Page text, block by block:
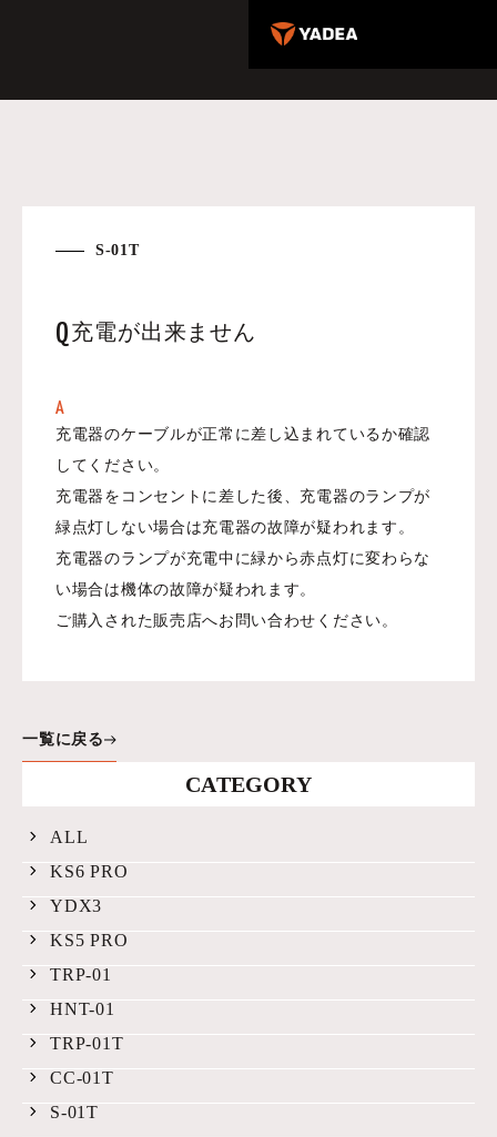
CATEGORY
ALL
KS6 PRO
YDX3
KS5 PRO
TRP-01
HNT-01
TRP-01T
CC-01T
S-01T
S-01T
Q充電が出来ません
A
充電器のケーブルが正常に差し込まれているか確認
してください。
充電器をコンセントに差した後、充電器のランプが
緑点灯しない場合は充電器の故障が疑われます。
充電器のランプが充電中に緑から赤点灯に変わらな
い場合は機体の故障が疑われます。
ご購入された販売店へお問い合わせください。
一覧に戻る